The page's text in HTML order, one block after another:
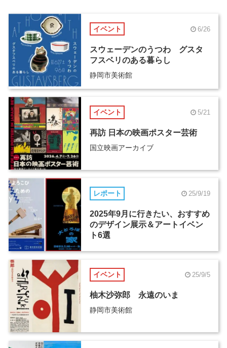
イベント 6/26
スウェーデンのうつわ グスタ
フスベリのある暮らし
静岡市美術館
イベント 5/21
再訪 日本の映画ポスター芸術
国立映画アーカイブ
レポート 25/9/19
2025年9月に行きたい、おすすめ
のデザイン展示＆アートイベン
ト6選
イベント 25/9/5
柚木沙弥郎 永遠のいま
静岡市美術館